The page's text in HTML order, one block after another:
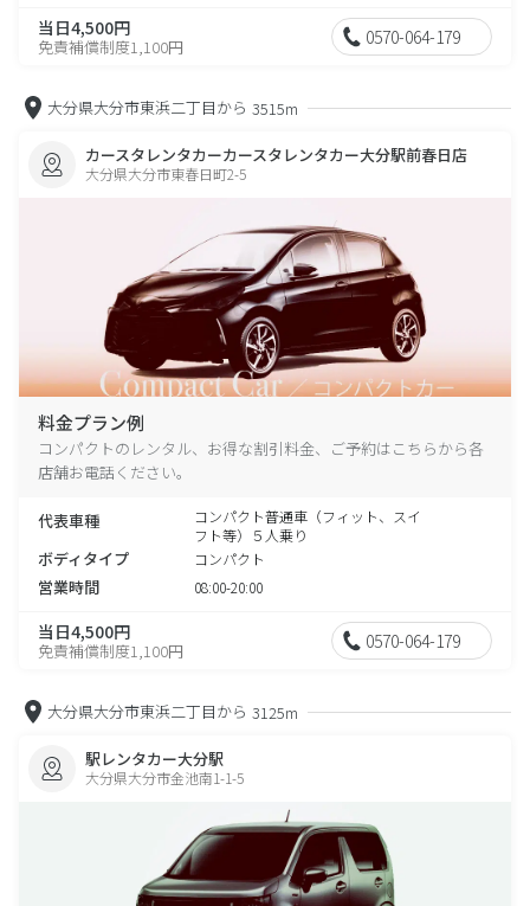
当日4,500円
免責補償制度1,100円 0570-064-179
大分県大分市東浜二丁目から 3515m
カースタレンタカーカースタレンタカー大分駅前春日店
大分県大分市東春日町2-5
料金プラン例
コンパクトのレンタル、お得な割引料金、ご予約はこちらから各
店舗お電話ください。
代表車種
コンパクト普通車（フィット、スイ
フト等）５人乗り
ボディタイプ コンパクト
営業時間 08:00-20:00
当日4,500円
免責補償制度1,100円 0570-064-179
大分県大分市東浜二丁目から 3125m
駅レンタカー大分駅
大分県大分市金池南1-1-5